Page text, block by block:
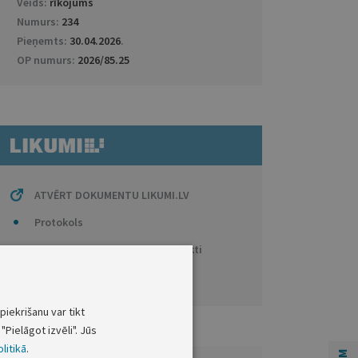
Numurs: 234
Pieņemts: 30.04.2026.
OP numurs: 2026/85.25
ATVĒRT DOKUMENTU LIKUMI.LV
Protokols
Anotācijas / Tiesību aktu projekti
var tikt
izvēli". Jūs
.